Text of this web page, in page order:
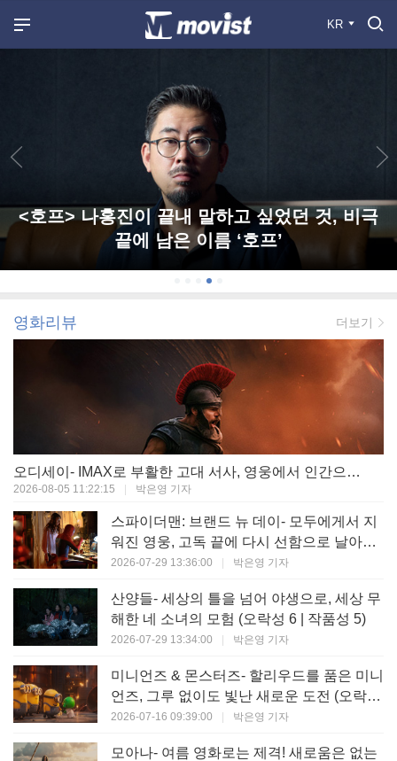
KR
<호프> 나홍진이 끝내 말하고 싶었던 것, 비극
끝에 남은 이름 ‘호프’
영화리뷰 더보기
오디세이- IMAX로 부활한 고대 서사, 영웅에서 인간으로의 귀환 (오락성 9 | 작품성 9)
2026-08-05 11:22:15 박은영 기자
스파이더맨: 브랜드 뉴 데이- 모두에게서 지
워진 영웅, 고독 끝에 다시 선함으로 날아오
르다 (오락성 8 | 작품성 8)
2026-07-29 13:36:00 박은영 기자
산양들- 세상의 틀을 넘어 야생으로, 세상 무
해한 네 소녀의 모험 (오락성 6 | 작품성 5)
2026-07-29 13:34:00 박은영 기자
미니언즈 & 몬스터즈- 할리우드를 품은 미니
언즈, 그루 없이도 빛난 새로운 도전 (오락성
7 | 작품성 6)
2026-07-16 09:39:00 박은영 기자
모아나- 여름 영화로는 제격! 새로움은 없는